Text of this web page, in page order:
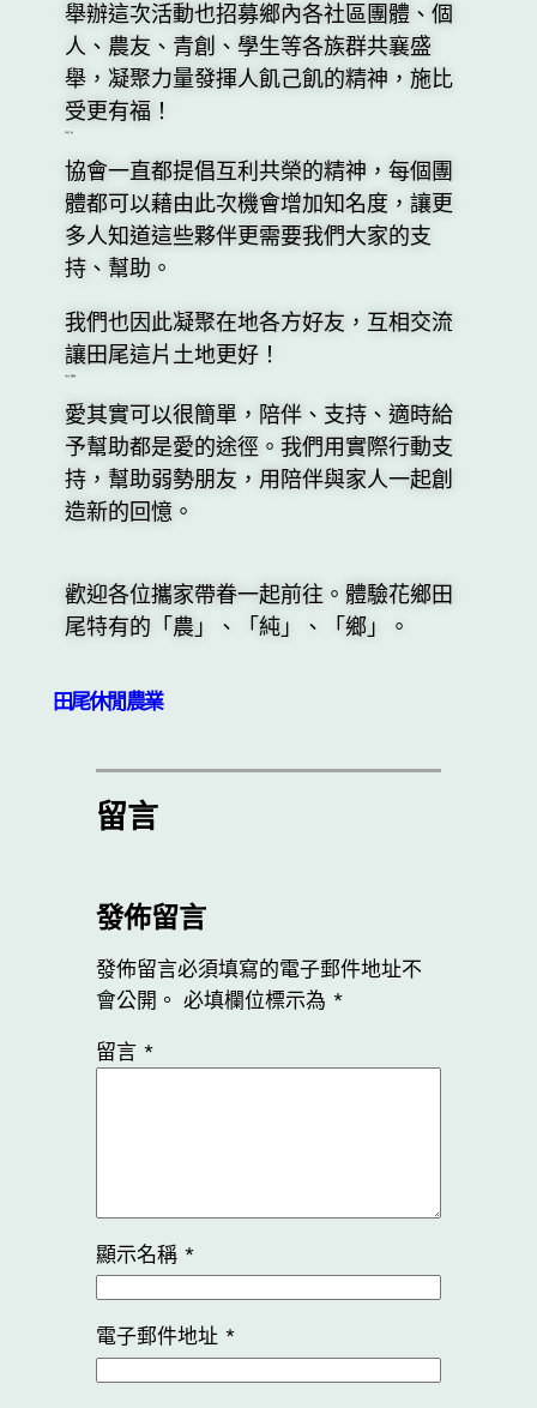
舉辦這次活動也招募鄉內各社區團體、個
人、農友、青創、學生等各族群共襄盛
舉，凝聚力量發揮人飢己飢的精神，施比
受更有福！
協會一直都提倡互利共榮的精神，每個團
體都可以藉由此次機會增加知名度，讓更
多人知道這些夥伴更需要我們大家的支
持、幫助。
我們也因此凝聚在地各方好友，互相交流
讓田尾這片土地更好！
愛其實可以很簡單，陪伴、支持、適時給
予幫助都是愛的途徑。我們用實際行動支
持，幫助弱勢朋友，用陪伴與家人一起創
造新的回憶。
歡迎各位攜家帶眷一起前往。體驗花鄉田
尾特有的「農」、「純」、「鄉」。
田尾休閒農業
留言
發佈留言
發佈留言必須填寫的電子郵件地址不
會公開。 必填欄位標示為 *
留言 *
顯示名稱 *
電子郵件地址 *